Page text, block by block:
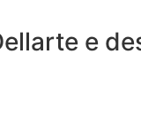
e